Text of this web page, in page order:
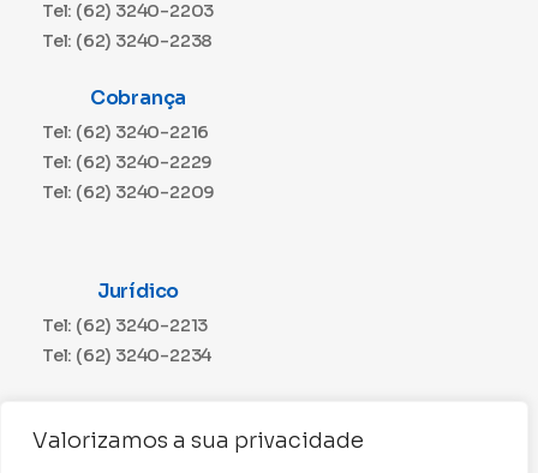
Valorizamos a sua privacidade
Tel: (62) 3240-2203
Tel: (62) 3240-2238
Cobrança
Tel: (62) 3240-2216
Tel: (62) 3240-2229
Tel: (62) 3240-2209
Jurídico
Tel: (62) 3240-2213
Tel: (62) 3240-2234
Tel: (62) 3240-2230